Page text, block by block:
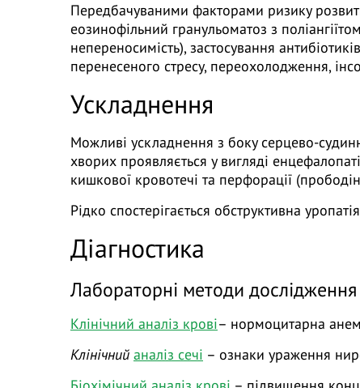
Передбачуваними факторами ризику
еозинофільний гранульоматоз з
непереносимість), застосування
перенесеного стресу, переохолодження,
Ускладнення
Можливі ускладнення з боку серцево-
хворих проявляється у вигляді
кишкової кровотечі та перфорації
Рідко спостерігається обструктивна
Діагностика
Лабораторні методи дослідження
Клінічний аналіз крові– нормоцитарна
Клінічний аналіз сечі – ознаки ураження